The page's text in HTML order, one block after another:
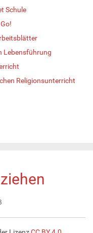
Schule
Lebensführung
Religionsunterricht